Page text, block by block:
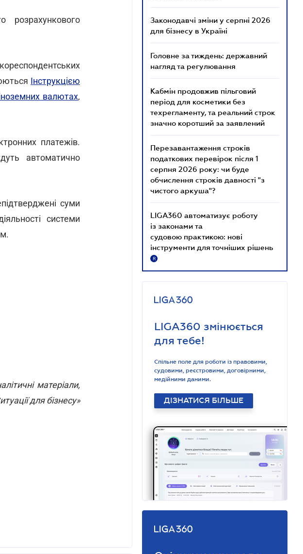
розрахункового
Інструкцією
валютах,
платежів.
автоматично
суми
системи
матеріали,
для бізнесу»
Законодавчі зміни у серпні 2026
для бізнесу в Україні
Головне за тиждень: державний
нагляд та регулювання
Кабмін продовжив пільговий
період для косметики без
техрегламенту, та реальний строк
значно коротший за заявлений
Перезавантаження строків
податкових перевірок після 1
серпня 2026 року: чи буде
обчислення строків давності "з
чистого аркуша"?
LIGA360 автоматизує роботу
із законами та
судовою практикою: нові
інструменти для точніших рішень
R
LIGA360 змінюється
для тебе!
Спільне поле для роботи із правовими,
судовими, реєстровими, договірними,
медійними даними.
ДІЗНАТИСЯ БІЛЬШЕ